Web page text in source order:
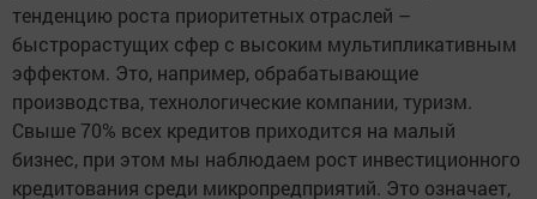
тенденцию роста приоритетных отраслей –
быстрорастущих сфер с высоким мультипликативным
эффектом. Это, например, обрабатывающие
производства, технологические компании, туризм.
Свыше 70% всех кредитов приходится на малый
бизнес, при этом мы наблюдаем рост инвестиционного
кредитования среди микропредприятий. Это означает,